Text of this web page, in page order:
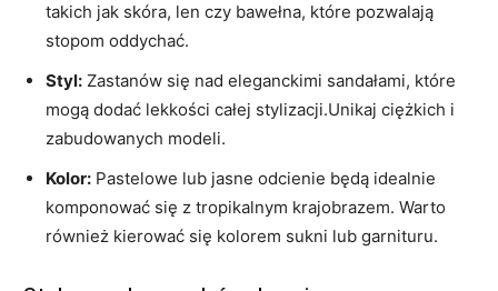
takich jak skóra, len czy bawełna, które pozwalają
stopom oddychać.
Styl: Zastanów się nad eleganckimi sandałami, które
mogą dodać lekkości całej stylizacji.Unikaj ciężkich i
zabudowanych modeli.
Kolor: Pastelowe lub jasne odcienie będą idealnie
komponować się z tropikalnym krajobrazem. Warto
również kierować się kolorem sukni lub garnituru.